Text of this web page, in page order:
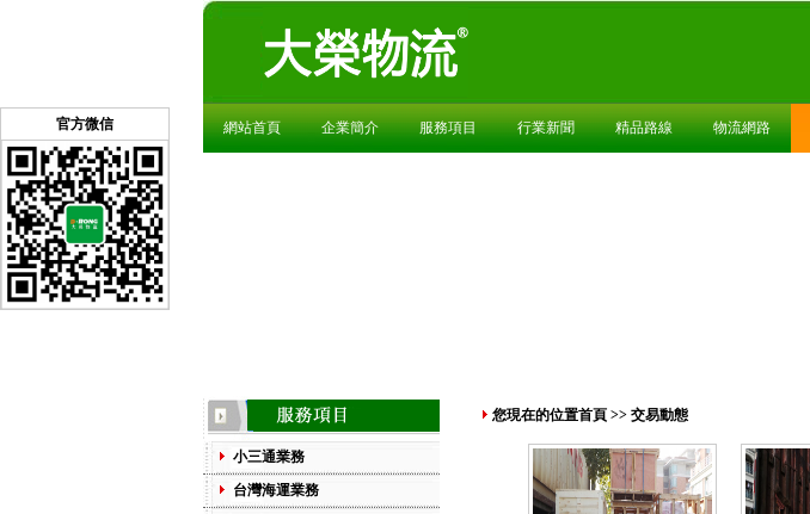
網站首頁 企業簡介 服務項目 行業新聞 精品路線 物流網路
小三通業務
台灣海運業務
您現在的位置首頁 >> 交易動態
官方微信